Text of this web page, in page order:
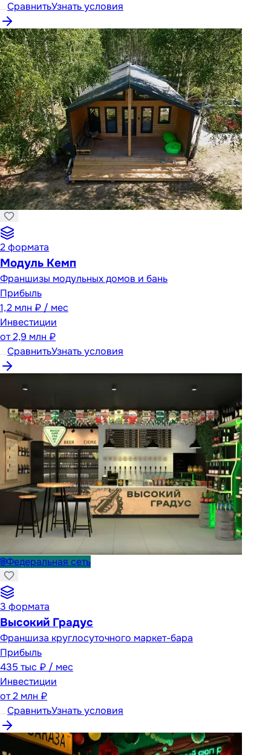
СравнитьУзнать условия
2формата
Модуль Кемп
Франшизы модульных домов и бань
Прибыль
1,2 млн ₽ / мес
Инвестиции
от2,9 млн ₽
СравнитьУзнать условия
🌐Федеральная сеть
3 формата
Высокий Градус
Франшиза круглосуточного маркет-бара
Прибыль
435 тыс ₽ / мес
Инвестиции
от2 млн ₽
СравнитьУзнать условия